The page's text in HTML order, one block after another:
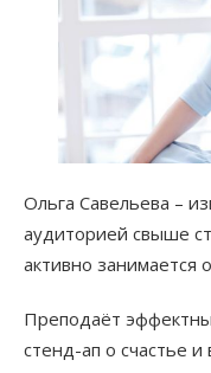
Ольга Савельева –
аудиторией свыше
активно занимается
Преподаёт
стенд-ап о счастье